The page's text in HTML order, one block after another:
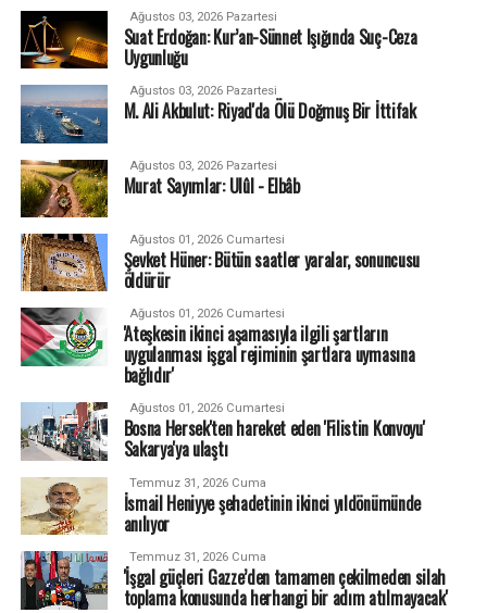
Ağustos 03, 2026 Pazartesi
Suat Erdoğan: Kur’an-Sünnet Işığında Suç-Ceza
Uygunluğu
Ağustos 03, 2026 Pazartesi
M. Ali Akbulut: Riyad'da Ölü Doğmuş Bir İttifak
Ağustos 03, 2026 Pazartesi
Murat Sayımlar: Ulûl - Elbâb
Ağustos 01, 2026 Cumartesi
Şevket Hüner: Bütün saatler yaralar, sonuncusu
öldürür
Ağustos 01, 2026 Cumartesi
'Ateşkesin ikinci aşamasıyla ilgili şartların
uygulanması işgal rejiminin şartlara uymasına
bağlıdır'
Ağustos 01, 2026 Cumartesi
Bosna Hersek'ten hareket eden 'Filistin Konvoyu'
Sakarya'ya ulaştı
Temmuz 31, 2026 Cuma
İsmail Heniyye şehadetinin ikinci yıldönümünde
anılıyor
Temmuz 31, 2026 Cuma
'İşgal güçleri Gazze’den tamamen çekilmeden silah
toplama konusunda herhangi bir adım atılmayacak'